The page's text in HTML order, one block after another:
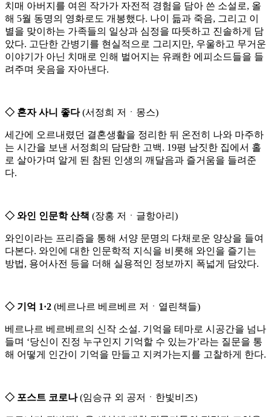
치매 아버지를 여읜 작가가 자전적 경험을 담아 쓴 소설로, 올
해 5월 동명의 영화로도 개봉했다. 나이 듦과 죽음, 그리고 이
별을 맞이하는 가족들의 일상과 심정을 따뜻하고 진솔하게 담
았다. 고단한 간병기를 현실적으로 그리지만, 우울하고 무거운
이야기가 아닌 치매로 인해 벌어지는 유쾌한 에피소드들을 들
려주며 웃음을 자아낸다.
◇ 혼자 사니 좋다(서정희 저ㆍ몽스)
세간에 오르내렸던 결혼생활을 정리한 뒤 온전히 나와 마주하
는 시간을 보낸 서정희의 담담한 고백. 19평 남짓한 집에서 홀
로 살아가며 알게 된 참된 인생의 깨달음과 즐거움을 들려준
다.
◇ 와인 인문학 산책 (장홍 저ㆍ글항아리)
와인이라는 프리즘을 통해 서양 문명의 다채로운 양상을 들여
다본다. 와인에 대한 인문학적 지식을 비롯해 와인을 즐기는
방법, 용어사전 등을 더해 실용적인 정보까지 폭넓게 담았다.
◇ 기억 1·2 (베르나르 베르베르 저ㆍ열린책들)
베르나르 베르베르의 신작 소설. 기억을 테마로 시공간을 넘나
들며 ‘당신이 진정 누구인지 기억할 수 있는가’라는 질문을 통
해 어떻게 인간이 기억을 만들고 지켜가는지를 고찰하게 한다.
◇ 포스트 코로나(임승규 외 공저ㆍ한빛비즈)